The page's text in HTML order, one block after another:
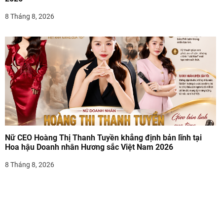
i
ế
t
8 Tháng 8, 2026
Nữ CEO Hoàng Thị Thanh Tuyền khẳng định bản lĩnh tại
Hoa hậu Doanh nhân Hương sắc Việt Nam 2026
8 Tháng 8, 2026